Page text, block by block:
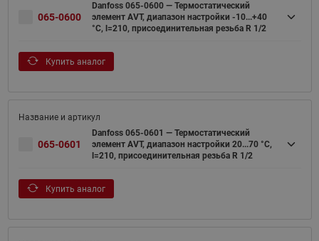
065-0600
Danfoss 065-0600 — Термостатический
элемент AVT, диапазон настройки -10...+40
°С, l=210, присоединительная резьба R 1/2
Купить аналог
065-0601
Danfoss 065-0601 — Термостатический
элемент AVT, диапазон настройки 20...70 °С,
l=210, присоединительная резьба R 1/2
Купить аналог